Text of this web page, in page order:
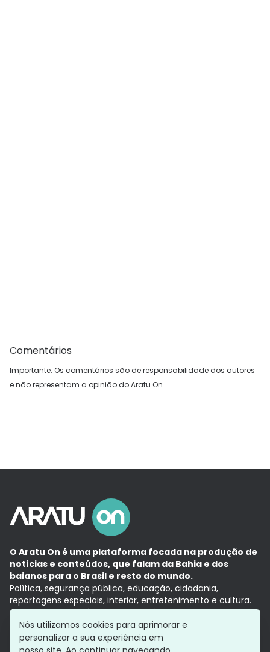
Comentários
Importante: Os comentários são de responsabilidade dos autores
e não representam a opinião do Aratu On.
O Aratu On é uma plataforma focada na produção de
notícias e conteúdos, que falam da Bahia e dos
baianos para o Brasil e resto do mundo.
Política, segurança pública, educação, cidadania,
reportagens especiais, interior, entretenimento e cultura.
Aqui, tudo vira notícia e a notícia é no tempo presente,
com a credibilidade do Grupo Aratu.
Grupo Aratu
Política de privacidade
Nós utilizamos cookies para aprimorar e
personalizar a sua experiência em